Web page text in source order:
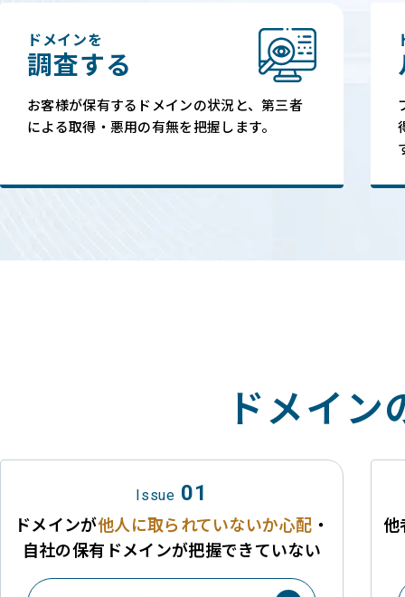
ドメインを
調査する
お客様が保有するドメインの状況と、第三者
による取得・悪用の有無を把握します。
ドメイン
Issue 01
ドメインが他人に取られていないか心配 ・
自社の保有 ドメインが把握できていない
他